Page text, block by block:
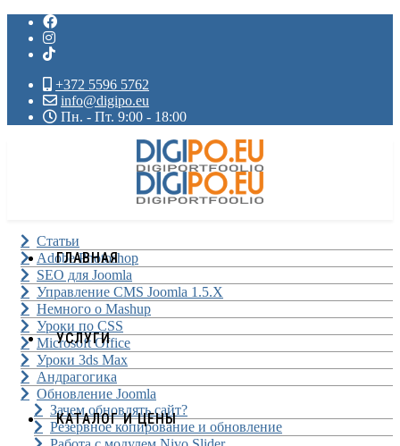
+372 5596 5762
info@digipo.eu
Пн. - Пт. 9:00 - 18:00
ГЛАВНАЯ
УСЛУГИ
КАТАЛОГ И ЦЕНЫ
Статьи
Adobe Photoshop
SEO для Joomla
Управление CMS Joomla 1.5.X
Немного о Mashup
Уроки по CSS
Microsoft Office
Уроки 3ds Max
Андрагогика
Обновление Joomla
Зачем обновлять сайт?
Резервное копирование и обновление